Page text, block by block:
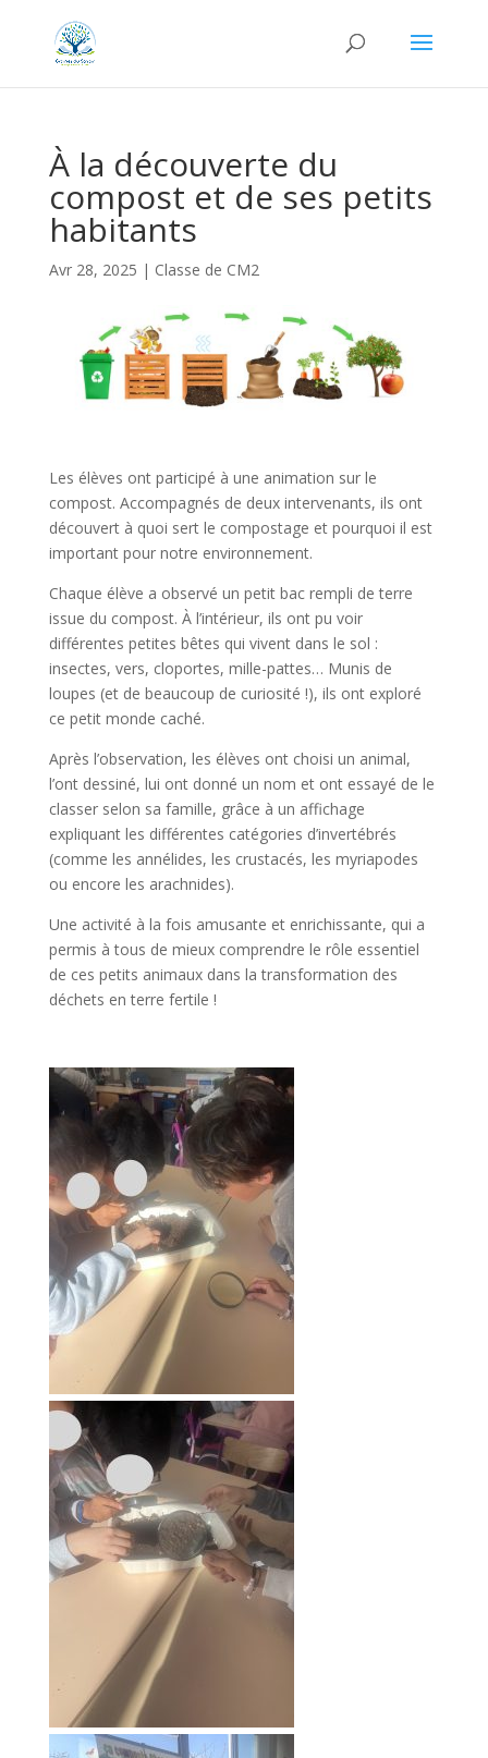
À la découverte du
compost et de ses petits
habitants
Avr 28, 2025 | Classe de CM2
Les élèves ont participé à une animation sur le
compost. Accompagnés de deux intervenants, ils ont
découvert à quoi sert le compostage et pourquoi il est
important pour notre environnement.
Chaque élève a observé un petit bac rempli de terre
issue du compost. À l’intérieur, ils ont pu voir
différentes petites bêtes qui vivent dans le sol :
insectes, vers, cloportes, mille-pattes… Munis de
loupes (et de beaucoup de curiosité !), ils ont exploré
ce petit monde caché.
Après l’observation, les élèves ont choisi un animal,
l’ont dessiné, lui ont donné un nom et ont essayé de le
classer selon sa famille, grâce à un affichage
expliquant les différentes catégories d’invertébrés
(comme les annélides, les crustacés, les myriapodes
ou encore les arachnides).
Une activité à la fois amusante et enrichissante, qui a
permis à tous de mieux comprendre le rôle essentiel
de ces petits animaux dans la transformation des
déchets en terre fertile !